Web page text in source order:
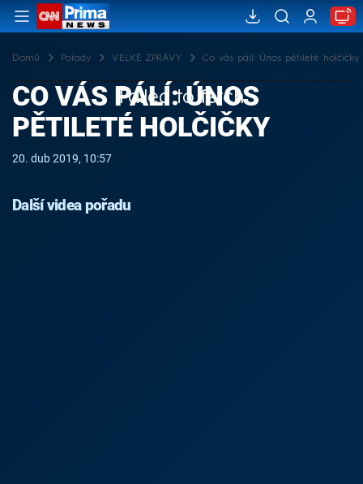
Domů Pořady VELKÉ ZPRÁVY Co vás pálí: Únos pětileté holčičky
Failed to fetch
CO VÁS PÁLÍ: ÚNOS
PĚTILETÉ HOLČIČKY
20. dub 2019, 10:57
Další videa pořadu